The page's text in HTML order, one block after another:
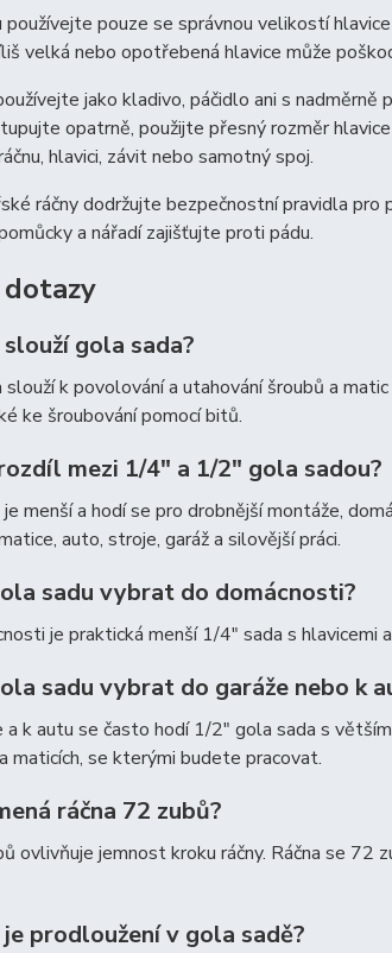
používejte pouze se správnou velikostí
velká nebo opotřebená hlavice může
jako kladivo, páčidlo ani s
opatrně, použijte přesný rozměr
hlavici, závit nebo samotný spoj.
ráčny dodržujte bezpečnostní pravidla
a nářadí zajišťujte proti pádu.
slouží gola sada?
slouží k povolování a utahování šroubů a
ke šroubování pomocí bitů.
mezi 1/4″ a 1/2″ gola sadou?
je menší a hodí se pro drobnější montáže,
auto, stroje, garáž a silovější práci.
sadu vybrat do domácnosti?
je praktická menší 1/4″ sada s hlavicemi
sadu vybrat do garáže nebo k
a k autu se často hodí 1/2″ gola sada s
maticích, se kterými budete pracovat.
ráčna 72 zubů?
ovlivňuje jemnost kroku ráčny. Ráčna se 72
je prodloužení v gola sadě?